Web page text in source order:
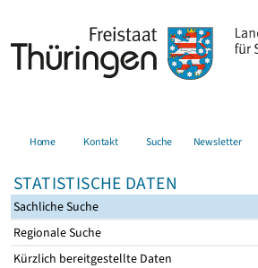
Home Kontakt Suche Newsletter
STATISTISCHE DATEN
Sachliche Suche
Regionale Suche
Kürzlich bereitgestellte Daten